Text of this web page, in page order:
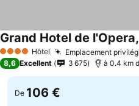
4 Étoiles Hôtel Emplacement
8,6 Excellent 3 675 à 0.4 km
De 106 €